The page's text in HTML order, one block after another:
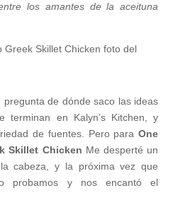
los amantes de la aceituna
pregunta de dónde saco las ideas
terminan en Kalyn’s Kitchen, y
de fuentes. Pero paraOne
Skillet Chicken Me desperté un
cabeza, y la próxima vez que
probamos y nos encantó el